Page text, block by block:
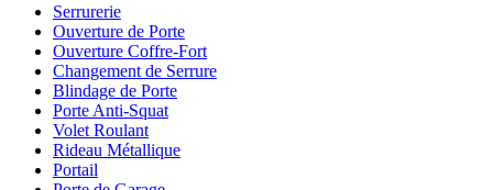
Serrurerie
Ouverture de Porte
Ouverture Coffre-Fort
Changement de Serrure
Blindage de Porte
Porte Anti-Squat
Volet Roulant
Rideau Métallique
Portail